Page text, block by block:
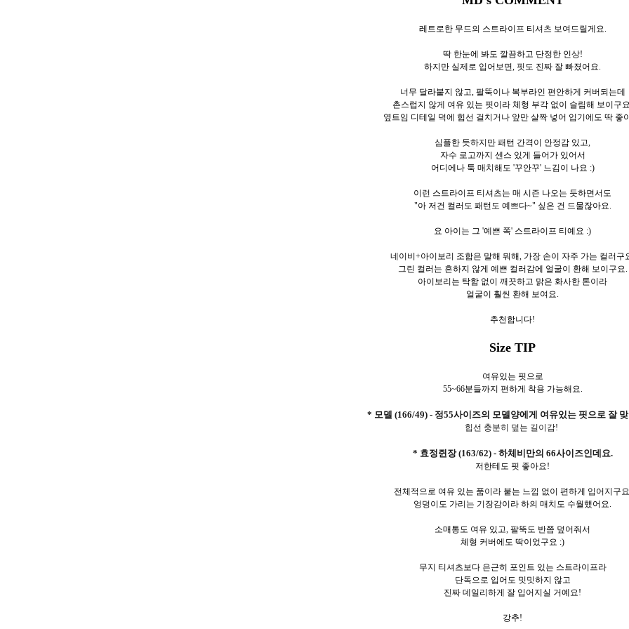
레트로한 무드의 스트라이프 티셔츠 보여드릴게요.
딱 한눈에 봐도 깔끔하고 단정한 인상!
하지만 실제로 입어보면, 핏도 진짜 잘 빠졌어요.
너무 달라붙지 않고, 팔뚝이나 복부라인 편안하게 커버되는데
촌스럽지 않게 여유 있는 핏이라 체형 부각 없이 슬림해 보이구요,
옆트임 디테일 덕에 힙선 걸치거나 앞만 살짝 넣어 입기에도 딱 좋
심플한 듯하지만 패턴 간격이 안정감 있고,
자수 로고까지 센스 있게 들어가 있어서
어디에나 툭 매치해도 '꾸안꾸' 느김이 나요 :)
이런 스트라이프 티셔츠는 매 시즌 나오는 듯하면서도
"아 저건 컬러도 패턴도 예쁘다~" 싶은 건 드물잖아요.
요 아이는 그 '예쁜 쪽' 스트라이프 티예요 :)
네이비+아이보리 조합은 말해 뭐해, 가장 손이 자주 가는 컬러구
그린 컬러는 흔하지 않게 예쁜 컬러감에 얼굴이 환해 보이구요.
아이보리는 탁함 없이 깨끗하고 맑은 화사한 톤이라
얼굴이 훨씬 환해 보여요.
추천합니다!
Size TIP
여유있는 핏으로
55~66분들까지 편하게 착용 가능해요.
* 모델 (166/49) - 정55사이즈의 모델양에게 여유있는 핏으로 잘
힙선 충분히 덮는 길이감!
* 효정쥔장 (163/62) - 하체비만의 66사이즈인데요.
저한테도 핏 좋아요!
전체적으로 여유 있는 품이라 붙는 느낌 없이 편하게 입어지구요,
엉덩이도 가리는 기장감이라 하의 매치도 수월했어요.
소매통도 여유 있고, 팔뚝도 반쯤 덮어줘서
체형 커버에도 딱이었구요 :)
무지 티셔츠보다 은근히 포인트 있는 스트라이프라
단독으로 입어도 밋밋하지 않고
진짜 데일리하게 잘 입어지실 거예요!
강추!